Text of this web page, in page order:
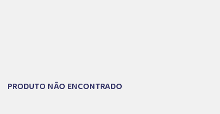
PRODUTO NÃO ENCONTRADO